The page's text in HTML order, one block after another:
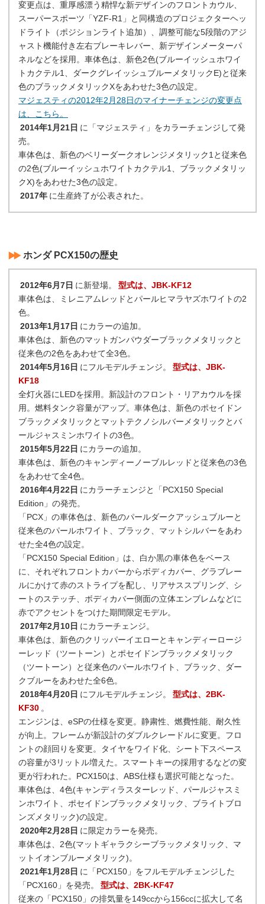
変更点は、重厚感漂う精悍な新デザインのフロントカウル、
スーパースポーツ「YZF-R1」と同構造のプロジェクターヘッ
ドライト（ポジションライト追加）、調整可能な5段階のアジ
ャスト機能付き左右ブレーキレバー、新デザインメーターパ
ネルなどを採用。車体色は、新色2色(ブルーイッシュホワイ
トカクテル1、ダークグレイッシュブルーメタリックE)と従来
色のブラックメタリックXをあわせた3色の設定。
マジェスティの2012年2月28日のマイナーチェンジの変更点
は、こちら。
2014年1月21日 に「マジェスティ」をカラーチェンジして発
売。
車体色は、新色のベリーダークオレンジメタリック1と従来色
の2色(ブルーイッシュホワイトカクテル1、ブラックメタリッ
クX)をあわせた3色の設定。
2017年 に生産終了が公表された。
ホンダ PCX150の歴史
2012年6月7日 に新登場。
型式は、JBK-KF12
車体色は、ミレニアムレッドとパールヒマラヤズホワイトの2
色。
2013年1月17日 にカラーの追加。
車体色は、新色のマットガンパウダーブラックメタリックと
従来色の2色をあわせて全3色。
2014年5月16日 にフルモデルチェンジ。
型式は、JBK-
KF18
全灯火器にLEDを採用。新設計のフロント・リアカウルを採
用。燃料タンク容量がアップ。車体色は、新色のポセイドン
ブラックメタリックとマットテクノシルバーメタリックとバ
ールジャスミンホワイトの3色。
2015年5月22日 にカラーの追加。
車体色は、新色のキャンディーノーブルレッドと従来色の3色
をあわせて全4色。
2016年4月22日 にカラーチェンジと「PCX150 Special
Edition」の発売。
「PCX」の車体色は、新色のパールダークアッシュブルーと
従来色のパールホワイト、ブラック、マットシルバーをあわ
せた全4色の設定。
「PCX150 Special Edition」は、白か黒の車体色をベース
に、それぞれフロントカバーからボディカバー、グラブレー
ルにかけて赤のストライプを配し、リアサススプリング、シ
ートのステッチ、ボディカバー側面の立体エンブレムなどに
赤でアクセントをつけた期間限定モデル。
2017年2月10日 にカラーチェンジ。
車体色は、新色のクリッパーイエローとキャンディーロージ
ーレッド（ツートーン）とポセイドンブラックメタリック
（ツートーン）と従来色のパールホワイト、ブラック、ダー
クブルーをあわせた全6色。
2018年4月20日 にフルモデルチェンジ。
型式は、2BK-
KF30 。
エンジンは、eSPの仕様を変更。静粛性、燃費性能、耐久性
が向上。フレームが新設計のダブルクレードルに変更。フロ
ントの顔回りを変更。タイヤをワイド化、シート下スペース
の容量が3リットル増えた。スマートキーの採用するなどの変
更が行われた。PCX150は、ABS仕様も選択可能となった。
車体色は、4色(キャンディラスターレッド、パールジャスミ
ンホワイト、ポセイドンブラックメタリック、ブライトブロ
ンズメタリック)の設定。
2020年2月28日 に限定カラーを発売。
車体色は、2色(マットギャラクシーブラックメタリック、マ
ットイオンブルーメタリック)。
2021年1月28日 に「PCX150」をフルモデルチェンジした
「PCX160」を発売。
型式は、2BK-KF47
従来の「PCX150」の排気量を149ccから156ccに拡大して名